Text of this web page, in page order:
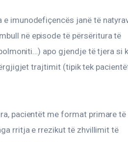
imunodefiçencës janë të
në episode të përsëritura të
apo gjendje të tjera si
trajtimit (tipik tek
pacientët me format primare të
rritja e rrezikut të zhvillimit të